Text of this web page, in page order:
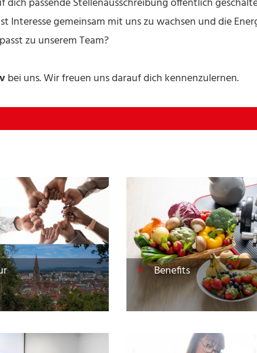
Interesse gemeinsam mit uns zu wachsen und die
zu unserem Team?
bei uns. Wir freuen uns darauf dich kennenzulernen.
Benefits